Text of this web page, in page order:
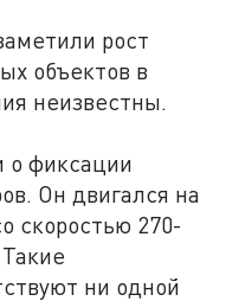
рост
объектов в
неизвестны.
о фиксации
Он двигался на
скоростью 270-
ни одной